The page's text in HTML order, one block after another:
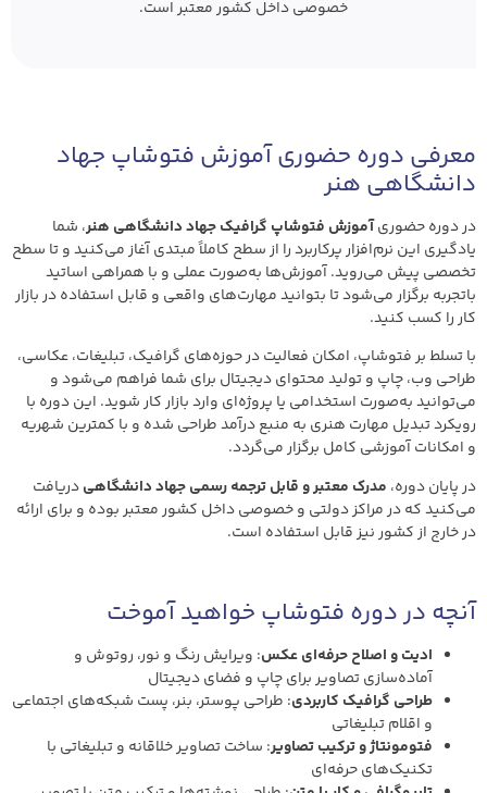
خصوصی داخل کشور معتبر است.
معرفی دوره حضوری آموزش فتوشاپ جهاد
دانشگاهی هنر
در دوره حضوریآموزش فتوشاپ گرافیک جهاد دانشگاهی هنر، شما
یادگیری این نرم‌افزار پرکاربرد را از سطح کاملاً مبتدی آغاز می‌کنید و تا سطح
تخصصی پیش می‌روید. آموزش‌ها به‌صورت عملی و با همراهی اساتید
باتجربه برگزار می‌شود تا بتوانید مهارت‌های واقعی و قابل استفاده در بازار
کار را کسب کنید.
با تسلط بر فتوشاپ، امکان فعالیت در حوزه‌های گرافیک، تبلیغات، عکاسی،
طراحی وب، چاپ و تولید محتوای دیجیتال برای شما فراهم می‌شود و
می‌توانید به‌صورت استخدامی یا پروژه‌ای وارد بازار کار شوید. این دوره با
رویکرد تبدیل مهارت هنری به منبع درآمد طراحی شده و با کمترین شهریه
و امکانات آموزشی کامل برگزار می‌گردد.
در پایان دوره، مدرک معتبر و قابل ترجمه رسمی جهاد دانشگاهیدریافت
می‌کنید که در مراکز دولتی و خصوصی داخل کشور معتبر بوده و برای ارائه
در خارج از کشور نیز قابل استفاده است.
آنچه در دوره فتوشاپ خواهید آموخت
ادیت و اصلاح حرفه‌ای عکس: ویرایش رنگ و نور، روتوش و
آماده‌سازی تصاویر برای چاپ و فضای دیجیتال
طراحی گرافیک کاربردی: طراحی پوستر، بنر، پست شبکه‌های اجتماعی
و اقلام تبلیغاتی
فتومونتاژ و ترکیب تصاویر: ساخت تصاویر خلاقانه و تبلیغاتی با
تکنیک‌های حرفه‌ای